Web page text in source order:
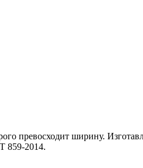
превосходит ширину.
859-2014.